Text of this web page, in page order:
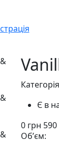
Є в
0 грн 590
Обʼєм: